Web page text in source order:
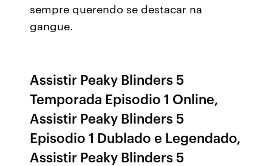
sempre querendo se destacar na
gangue.
Assistir Peaky Blinders 5
Temporada Episodio 1 Online,
Assistir Peaky Blinders 5
Episodio 1 Dublado e Legendado,
Assistir Peaky Blinders 5